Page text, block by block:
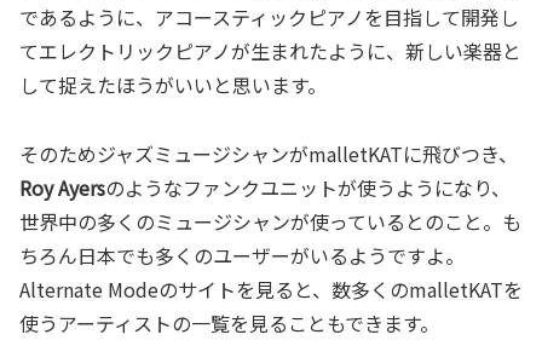
であるように、アコースティックピアノを目指して開発し
てエレクトリックピアノが生まれたように、新しい楽器と
して捉えたほうがいいと思います。
そのためジャズミュージシャンがmalletKATに飛びつき、
Roy Ayersのようなファンクユニットが使うようになり、
世界中の多くのミュージシャンが使っているとのこと。も
ちろん日本でも多くのユーザーがいるようですよ。
Alternate Modeのサイトを見ると、数多くのmalletKATを
使うアーティストの一覧を見ることもできます。